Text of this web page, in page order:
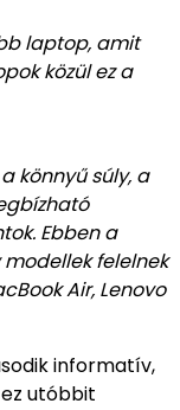
laptop, amit
közül ez a
könnyű súly, a
Ebben a
felelnek
Air, Lenovo
informatív,
utóbbit